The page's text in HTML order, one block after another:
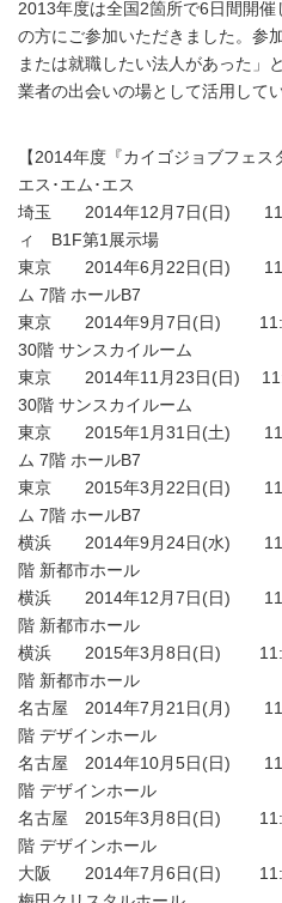
2013年度は全国2箇所で6日間開
の方にご参加いただきました。参
または就職したい法人があった」
業者の出会いの場として活用して
【2014年度『カイゴジョブフェ
エス･エム･エス
埼玉 2014年12月7日(日)
ィ B1F第1展示場
東京 2014年6月22日(日)
ム 7階 ホールB7
東京 2014年9月7日(日)
30階 サンスカイルーム
東京 2014年11月23日(日)
30階 サンスカイルーム
東京 2015年1月31日(土)
ム 7階 ホールB7
東京 2015年3月22日(日)
ム 7階 ホールB7
横浜 2014年9月24日(水)
階 新都市ホール
横浜 2014年12月7日(日)
階 新都市ホール
横浜 2015年3月8日(日)
階 新都市ホール
名古屋 2014年7月21日(月)
階 デザインホール
名古屋 2014年10月5日(日)
階 デザインホール
名古屋 2015年3月8日(日)
階 デザインホール
大阪 2014年7月6日(日)